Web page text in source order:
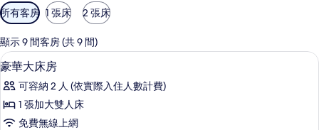
可
用
的
客
房
篩
選
條
所有客房 1 張床 2 張床
顯示 9 間客房 (共 9 間)
顯
示
豪
華
50
豪華大床房
可容納 2 人 (依實際入住人數計費)
1 張加大雙人床
免費無線上網